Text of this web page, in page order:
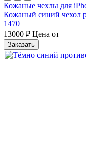
Кожаные чехлы для
Кожаный синий чехол
1470
13000 ₽ Цена от
Заказать